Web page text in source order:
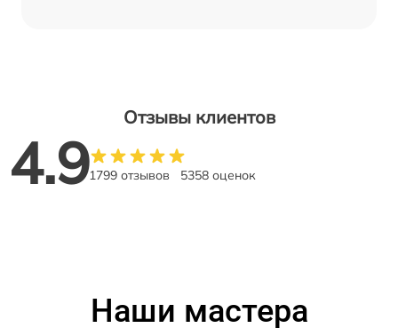
Отзывы клиентов
4.91799 отзывов 5358 оценок
Наши мастера